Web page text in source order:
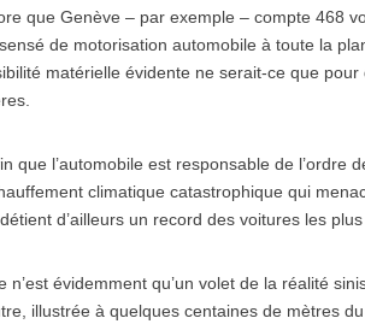
que Genève – par exemple – compte 468
de motorisation automobile à toute la
matérielle évidente ne serait-ce que
que l’automobile est responsable de l’ordre
climatique catastrophique qui
d’ailleurs un record des voitures les
n’est évidemment qu’un volet de la réalité
illustrée à quelques centaines de mètres